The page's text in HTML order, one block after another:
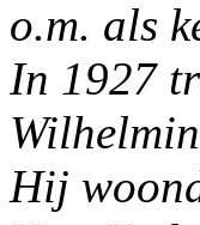
o.m. als
In 1927
Hij